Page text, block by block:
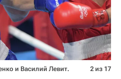
и Василий Левит. 2 из 17